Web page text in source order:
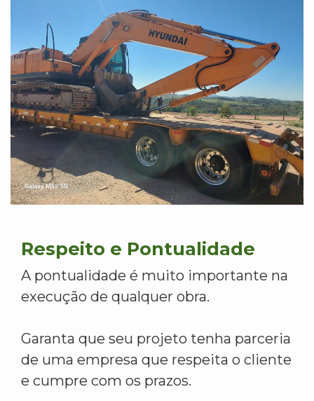
Respeito e Pontualidade
A pontualidade é muito importante na
execução de qualquer obra.
Garanta que seu projeto tenha parceria
de uma empresa que respeita o cliente
e cumpre com os prazos.